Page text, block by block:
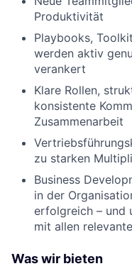
Produktivität
Playbooks,
werden aktiv
verankert
Klare Rollen,
konsistente
Zusammenarbeit
zu starken
Business
in der
erfolgreich – und
mit allen
Was wir bieten